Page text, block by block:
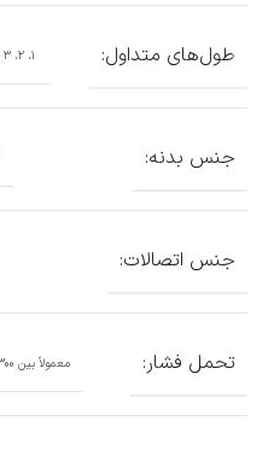
طول‌های متداول: ۱، ۲، ۳ و ۴ المان (یعنی جایگاه ۱ تا ۴ ممبران ۴ اینچی)
جنس بدنه:
جنس اتصالات:
تحمل فشار: معمولاً بین 300 تا 1200 psi (بسته به مدل)، معادل ۲۰ تا ۸۰ بار